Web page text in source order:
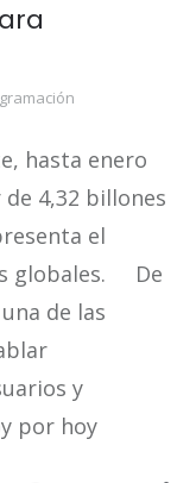
hasta enero
4,32 billones
el
globales. De
de las
y
por hoy